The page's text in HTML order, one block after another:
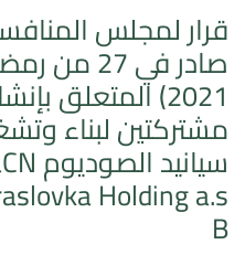
2021) المتعلق
مشتركتين لبناء
B